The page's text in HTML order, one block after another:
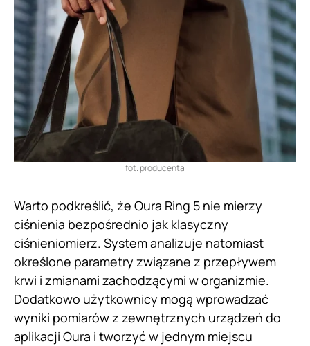
fot. producenta
Warto podkreślić, że Oura Ring 5 nie mierzy
ciśnienia bezpośrednio jak klasyczny
ciśnieniomierz. System analizuje natomiast
określone parametry związane z przepływem
krwi i zmianami zachodzącymi w organizmie.
Dodatkowo użytkownicy mogą wprowadzać
wyniki pomiarów z zewnętrznych urządzeń do
aplikacji Oura i tworzyć w jednym miejscu